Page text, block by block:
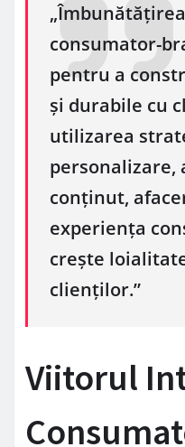
consumator-
pentru a
și durabile cu
utilizarea
personalizare,
conținut,
experiența
crește
clienților.”
Viitorul